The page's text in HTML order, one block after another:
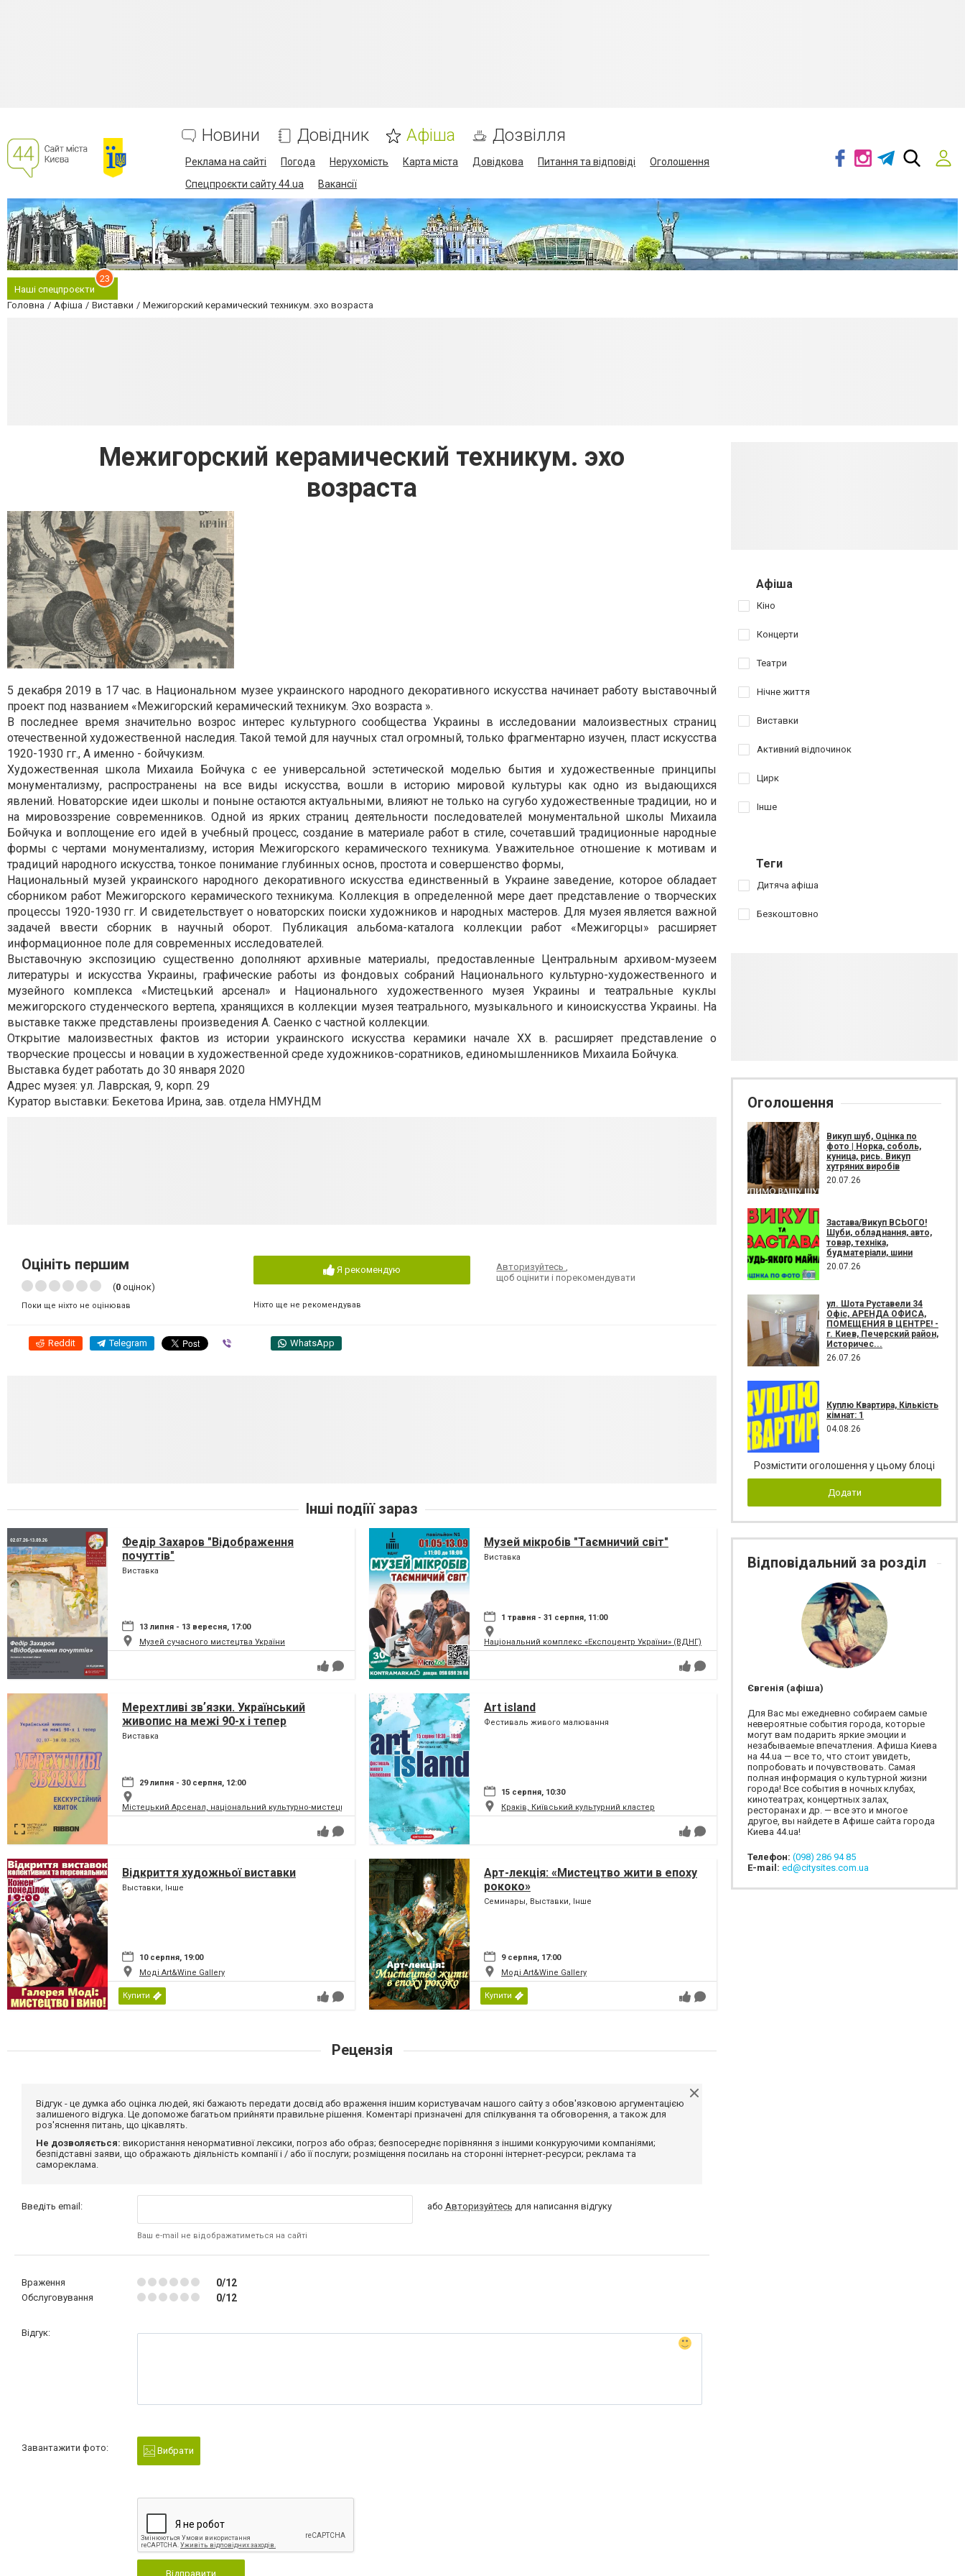
Новини Довідник Афіша Дозвілля
Реклама на сайті Погода Нерухомість Карта міста Довідкова Питання та відповіді
Оголошення
Спецпроєкти сайту 44.ua
Вакансії
Наші спецпроєкти
23
Головна Афіша Виставки Межигорский керамический техникум. эхо возраста
Межигорский керамический техникум. эхо
возраста
5 декабря 2019 в 17 час. в Национальном музее украинского народного декоративного искусства начинает работу выставочный
проект под названием «Межигорский керамический техникум. Эхо возраста ».
В последнее время значительно возрос интерес культурного сообщества Украины в исследовании малоизвестных страниц
отечественной художественной наследия. Такой темой для научных стал огромный, только фрагментарно изучен, пласт искусства
1920-1930 гг., А именно - бойчукизм.
Художественная школа Михаила Бойчука с ее универсальной эстетической моделью бытия и художественные принципы
монументализму, распространены на все виды искусства, вошли в историю мировой культуры как одно из выдающихся
явлений. Новаторские идеи школы и поныне остаются актуальными, влияют не только на сугубо художественные традиции, но и
на мировоззрение современников. Одной из ярких страниц деятельности последователей монументальной школы Михаила
Бойчука и воплощение его идей в учебный процесс, создание в материале работ в стиле, сочетавший традиционные народные
формы с чертами монументализму, история Межигорского керамического техникума. Уважительное отношение к мотивам и
традиций народного искусства, тонкое понимание глубинных основ, простота и совершенство формы,
Национальный музей украинского народного декоративного искусства единственный в Украине заведение, которое обладает
сборником работ Межигорского керамического техникума. Коллекция в определенной мере дает представление о творческих
процессы 1920-1930 гг. И свидетельствует о новаторских поиски художников и народных мастеров. Для музея является важной
задачей ввести сборник в научный оборот. Публикация альбома-каталога коллекции работ «Межигорцы» расширяет
информационное поле для современных исследователей.
Выставочную экспозицию существенно дополняют архивные материалы, предоставленные Центральным архивом-музеем
литературы и искусства Украины, графические работы из фондовых собраний Национального культурно-художественного и
музейного комплекса «Мистецький арсенал» и Национального художественного музея Украины и театральные куклы
межигорского студенческого вертепа, хранящихся в коллекции музея театрального, музыкального и киноискусства Украины. На
выставке также представлены произведения А. Саенко с частной коллекции.
Открытие малоизвестных фактов из истории украинского искусства керамики начале ХХ в. расширяет представление о
творческие процессы и новации в художественной среде художников-соратников, единомышленников Михаила Бойчука.
Выставка будет работать до 30 января 2020
Адрес музея: ул. Лаврская, 9, корп. 29
Куратор выставки: Бекетова Ирина, зав. отдела НМУНДМ
Оцініть першим
(0 оцінок)
Поки ще ніхто не оцінював
Я рекомендую
Ніхто ще не рекомендував
Авторизуйтесь
щоб оцінити і порекомендувати
Reddit Telegram WhatsApp
Інші подіїї зараз
Федір Захаров "Відображення
почуттів"
Виставка
13 липня - 13 вересня, 17:00
Музей сучасного мистецтва України
Музей мікробів "Таємничий світ"
Виставка
1 травня - 31 серпня, 11:00
Національний комплекс «Експоцентр України» (ВДНГ)
Мерехтливі звʼязки. Український
живопис на межі 90-х і тепер
Виставка
29 липня - 30 серпня, 12:00
Містецький Арсенал, національний культурно-мистецький та музейний комплекс
Art island
Фестиваль живого малювання
15 серпня, 10:30
Краків, Київський культурний кластер
Відкриття художньої виставки
Выставки, Інше
10 серпня, 19:00
Моді Art&Wine Gallery
Купити
Арт-лекція: «Мистецтво жити в епоху
рококо»
Семинары, Выставки, Інше
9 серпня, 17:00
Моді Art&Wine Gallery
Купити
Рецензія
Відгук - це думка або оцінка людей, які бажають передати досвід або враження іншим користувачам нашого сайту з обов'язковою аргументацією
залишеного відгука. Це допоможе багатьом прийняти правильне рішення. Коментарі призначені для спілкування та обговорення, а також для
роз'яснення питань, що цікавлять.
Не дозволяється: використання ненормативної лексики, погроз або образ; безпосереднє порівняння з іншими конкуруючими компаніями;
безпідставні заяви, що ображають діяльність компанії і / або її послуги; розміщення посилань на сторонні інтернет-ресурси; реклама та
самореклама.
Введіть email:
Ваш e-mail не відображатиметься на сайті
або Авторизуйтесь для написання відгуку
Враження 0/12
Обслуговування 0/12
Відгук:
Завантажити фото: Вибрати
Відправити
Афіша
Кіно
Концерти
Театри
Нічне життя
Виставки
Активний відпочинок
Цирк
Інше
Теги
Дитяча афіша
Безкоштовно
Оголошення
Викуп шуб, Оцінка по
фото | Норка, соболь,
куница, рись. Викуп
хутряних виробів
20.07.26
Застава/Викуп ВСЬОГО!
Шуби, обладнання, авто,
товар, техніка,
будматеріали, шини
20.07.26
ул. Шота Руставели 34
Офіс, АРЕНДА ОФИСА,
ПОМЕЩЕНИЯ В ЦЕНТРЕ! -
г. Киев, Печерский район,
Историчес...
26.07.26
Куплю Квартира, Кількість
кімнат: 1
04.08.26
Розмістити оголошення у цьому блоці
Додати
Відповідальний за розділ
Євгенія (афіша)
Для Вас мы ежедневно собираем самые
невероятные события города, которые
могут вам подарить яркие эмоции и
незабываемые впечатления. Афиша Киева
на 44.ua — все то, что стоит увидеть,
попробовать и почувствовать. Самая
полная информация о культурной жизни
города! Все события в ночных клубах,
кинотеатрах, концертных залах,
ресторанах и др. — все это и многое
другое, вы найдете в Афише сайта города
Киева 44.ua!
Телефон: (098) 286 94 85
E-mail: ed@citysites.com.ua